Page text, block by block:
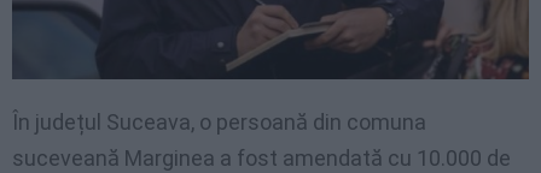
În județul Suceava, o persoană din comuna
suceveană Marginea a fost amendată cu 10.000 de